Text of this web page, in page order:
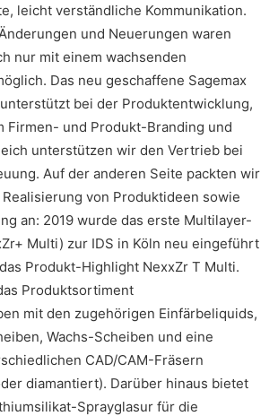
leicht verständliche Kommunikation.
und Neuerungen waren
nur mit einem wachsenden
Das neu geschaffene Sagemax
bei der Produktentwicklung,
Firmen- und Produkt-Branding und
unterstützen wir den Vertrieb bei
Auf der anderen Seite packten wir
von Produktideen sowie
an: 2019 wurde das erste Multilayer-
Multi) zur IDS in Köln neu eingeführt
Produkt-Highlight NexxZr T Multi.
Produktsortiment
mit den zugehörigen Einfärbeliquids,
Wachs-Scheiben und eine
CAD/CAM-Fräsern
diamantiert). Darüber hinaus bietet
Sprayglasur für die